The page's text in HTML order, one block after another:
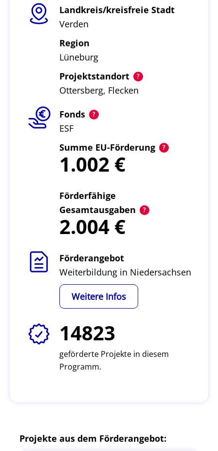
Landkreis/kreisfreie Stadt
Verden
Region
Lüneburg
Projektstandort
Ottersberg, Flecken
Fonds
ESF
Summe EU-Förderung
1.002
Förderfähige
Gesamtausgaben
2.004
Förderangebot
Weiterbildung in Niedersachsen
Weitere Infos
14823
geförderte Projekte in diesem
Programm.
Projekte aus dem Förderangebot: